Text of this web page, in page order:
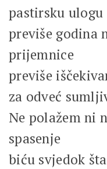
pastirsku ulogu
previše godina
prijemnice
previše
za odveć
Ne polažem ni
spasenje
biću svjedok